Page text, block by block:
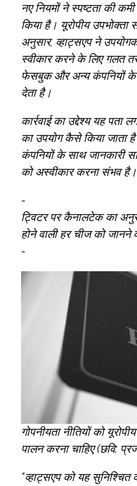
नए नियमों ने स्पष्टता की
किया है। यूरोपीय
अनुसार, व्हाट्सएप ने
स्वीकार करने के लिए गलत
फेसबुक और अन्य कंपनियों के
देता है।
कार्रवाई का उद्देश्य यह पता
का उपयोग कैसे किया जाता
कंपनियों के साथ जानकारी
को अस्वीकार करना संभव है।
-
ट्विटर पर कैनालटेक का
होने वाली हर चीज को जानने
-
गोपनीयता नीतियों को
पालन करना चाहिए (छवि:
"व्हाट्सएप को यह सुनिश्चित